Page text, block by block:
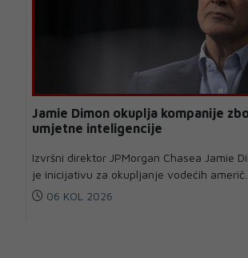
Jamie Dimon okuplja kompanije
umjetne inteligencije
Izvršni direktor JPMorgan Chasea Jamie
je inicijativu za okupljanje vodećih američ...
06 KOL 2026